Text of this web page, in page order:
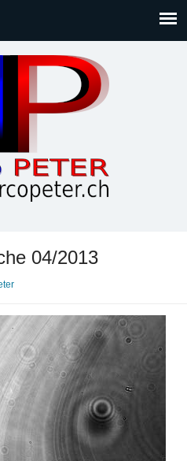
04/2013